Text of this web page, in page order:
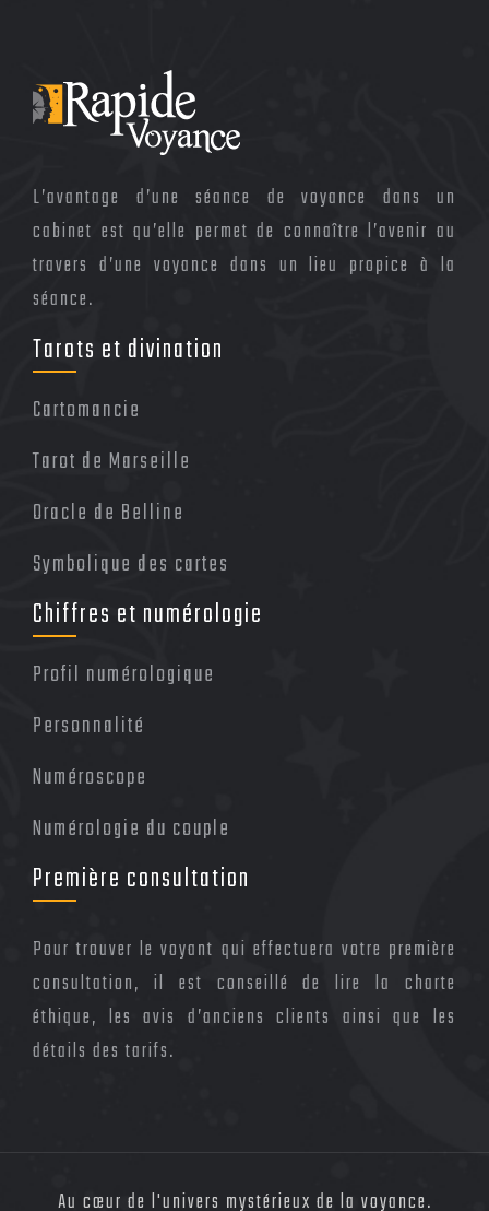
L’avantage d’une séance de voyance dans un
cabinet est qu’elle permet de connaître l’avenir au
travers d’une voyance dans un lieu propice à la
séance.
Tarots et divination
Cartomancie
Tarot de Marseille
Oracle de Belline
Symbolique des cartes
Chiffres et numérologie
Profil numérologique
Personnalité
Numéroscope
Numérologie du couple
Première consultation
Pour trouver le voyant qui effectuera votre première
consultation, il est conseillé de lire la charte
éthique, les avis d’anciens clients ainsi que les
détails des tarifs.
Au cœur de l'univers mystérieux de la voyance.